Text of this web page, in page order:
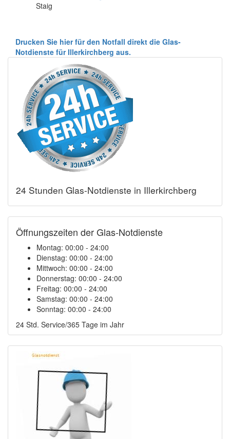
Staig
Drucken Sie hier für den Notfall direkt die Glas-
Notdienste für Illerkirchberg aus.
24 Stunden Glas-Notdienste in Illerkirchberg
Öffnungszeiten der Glas-Notdienste
Montag: 00:00 - 24:00
Dienstag: 00:00 - 24:00
Mittwoch: 00:00 - 24:00
Donnerstag: 00:00 - 24:00
Freitag: 00:00 - 24:00
Samstag: 00:00 - 24:00
Sonntag: 00:00 - 24:00
24 Std. Service/365 Tage im Jahr